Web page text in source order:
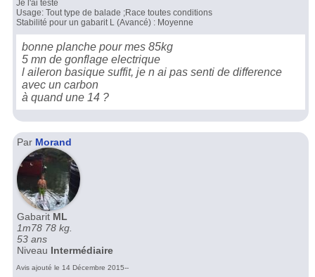
Je l'ai testé
Usage: Tout type de balade ;Race toutes conditions
Stabilité pour un gabarit L (Avancé) : Moyenne
bonne planche pour mes 85kg
5 mn de gonflage electrique
l aileron basique suffit, je n ai pas senti de difference
avec un carbon
à quand une 14 ?
Par Morand
Gabarit ML
1m78 78 kg.
53 ans
Niveau Intermédiaire
Avis ajouté le 14 Décembre 2015--